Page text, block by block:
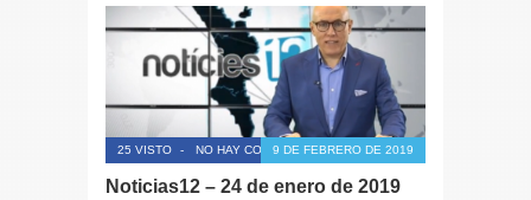
25 VISTO - NO HAY COMENTARIOS9 DE FEBRERO DE 2019
Noticias12 – 24 de enero de 2019